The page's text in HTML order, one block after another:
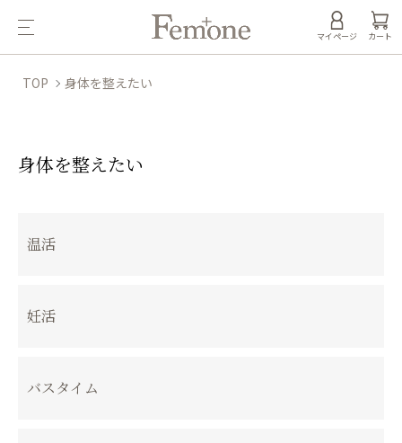
マイページ カート
TOP 身体を整えたい
身体を整えたい
温活
妊活
バスタイム